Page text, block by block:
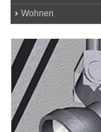
Wohnen